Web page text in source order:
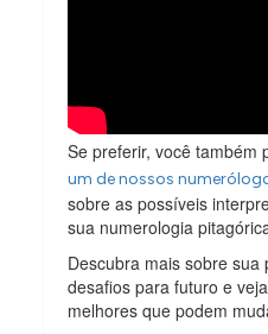
Se preferir, você também
um de nossos
sobre as possíveis
sua numerologia
Descubra mais sobre sua
desafios para futuro e
melhores que podem